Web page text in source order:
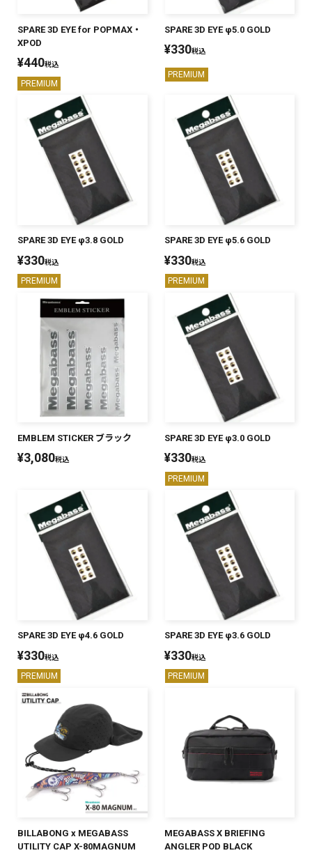
PREMIUM
NEW PRODUCTS
新作
全て
この内容で検索する
SPARE 3D EYE for POPMAX・
XPOD
¥440税込
PREMIUM
SPARE 3D EYE φ5.0 GOLD
¥330税込
PREMIUM
SPARE 3D EYE φ3.8 GOLD
¥330税込
PREMIUM
SPARE 3D EYE φ5.6 GOLD
¥330税込
PREMIUM
EMBLEM STICKER ブラック
¥3,080税込
SPARE 3D EYE φ3.0 GOLD
¥330税込
PREMIUM
SPARE 3D EYE φ4.6 GOLD
¥330税込
PREMIUM
SPARE 3D EYE φ3.6 GOLD
¥330税込
PREMIUM
BILLABONG x MEGABASS
UTILITY CAP X-80MAGNUM
MEGABASS X BRIEFING
ANGLER POD BLACK